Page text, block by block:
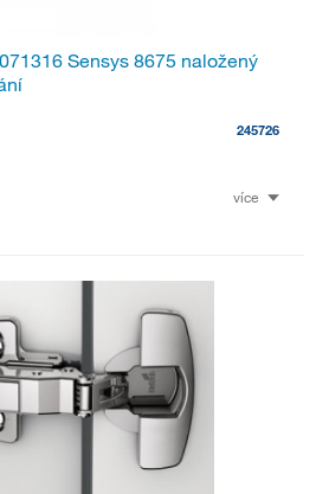
Sensys 8675 naložený
245726
více